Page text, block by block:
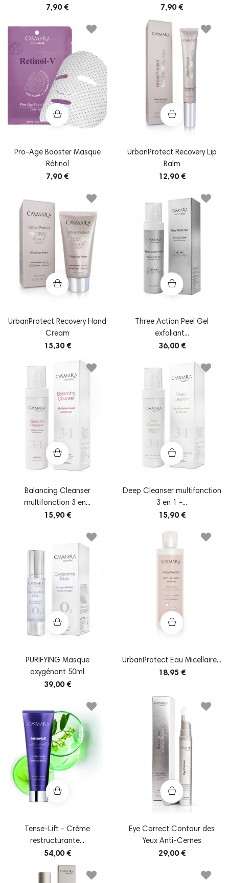
7,90 € 7,90 €
Pro-Age Booster Masque
Rétinol
7,90 €
UrbanProtect Recovery Lip
Balm
12,90 €
UrbanProtect Recovery Hand
Cream
15,30 €
Three Action Peel Gel
exfoliant...
36,00 €
Balancing Cleanser
multifonction 3 en...
15,90 €
Deep Cleanser multifonction
3 en 1 -...
15,90 €
PURIFYING Masque
oxygénant 50ml
39,00 €
UrbanProtect Eau Micellaire...
18,95 €
Tense-Lift - Crème
restructurante...
54,00 €
Eye Correct Contour des
Yeux Anti-Cernes
29,00 €